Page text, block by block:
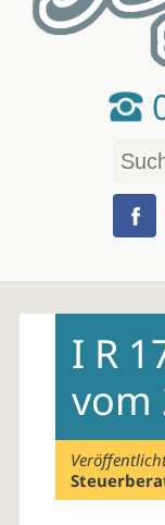
contentI R
vom